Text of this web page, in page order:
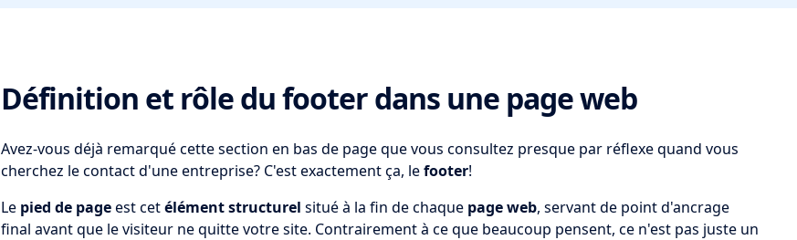
Définition et rôle du footer dans une page web
Avez-vous déjà remarqué cette section en bas de page que vous consultez presque par réflexe quand vous
cherchez le contact d'une entreprise? C'est exactement ça, lefooter!
Le pied de pageest cetélément structurel situé à la fin de chaque page web, servant de point d'ancrage
final avant que le visiteur ne quitte votre site. Contrairement à ce que beaucoup pensent, ce n'est pas juste un